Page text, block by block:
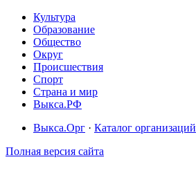
Культура
Образование
Общество
Округ
Происшествия
Спорт
Страна и мир
Выкса.РФ
Выкса.Орг · Каталог организаций
Полная версия сайта